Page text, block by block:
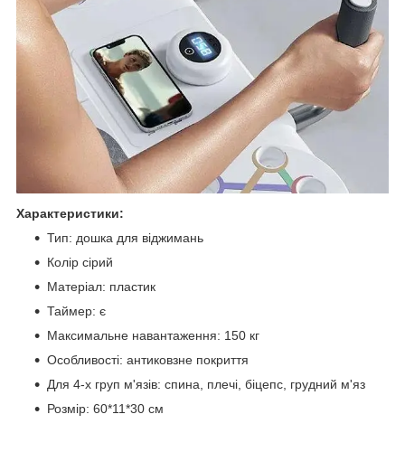
Характеристики:
Тип: дошка для віджимань
Колір сірий
Матеріал: пластик
Таймер: є
Максимальне навантаження: 150 кг
Особливості: антиковзне покриття
Для 4-х груп м'язів: спина, плечі, біцепс, грудний м'яз
Розмір: 60*11*30 см